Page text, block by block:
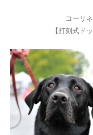
コーリ
【打刻式ド